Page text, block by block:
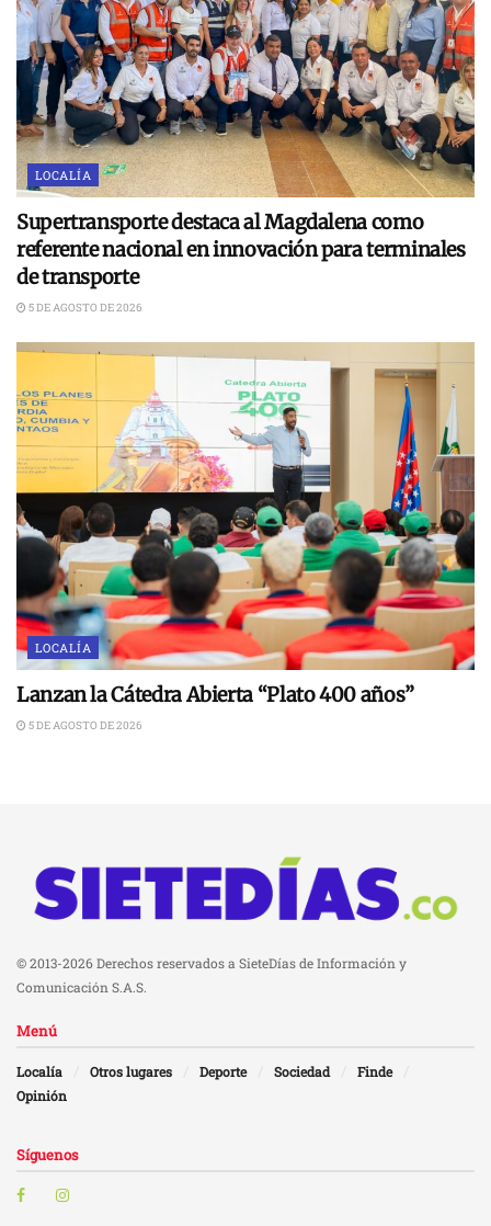
LOCALÍA
Supertransporte destaca al Magdalena como
referente nacional en innovación para terminales
de transporte
5 DE AGOSTO DE 2026
LOCALÍA
Lanzan la Cátedra Abierta “Plato 400 años”
5 DE AGOSTO DE 2026
© 2013-2026 Derechos reservados a SieteDías de Información y
Comunicación S.A.S.
Menú
Localía Otros lugares Deporte Sociedad
Finde
Opinión
Síguenos